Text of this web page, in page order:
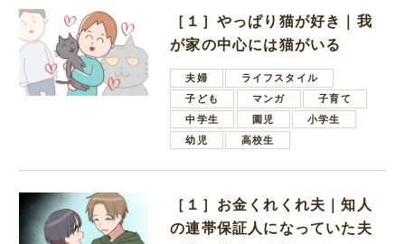
［１］やっぱり猫が好き｜我
が家の中心には猫がいる
夫婦
ライフスタイル
子ども
マンガ
子育て
中学生
園児
小学生
幼児
高校生
［１］お金くれくれ夫｜知人
の連帯保証人になっていた夫